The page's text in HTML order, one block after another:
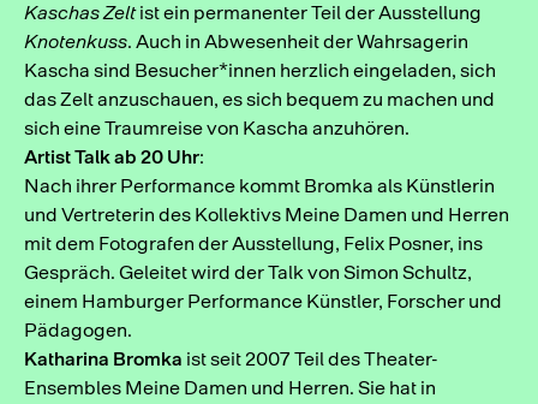
Kaschas Zeltist ein permanenter Teil der Ausstellung
Knotenkuss. Auch in Abwesenheit der Wahrsagerin
Kascha sind Besucher*innen herzlich eingeladen, sich
das Zelt anzuschauen, es sich bequem zu machen und
sich eine Traumreise von Kascha anzuhören.
Artist Talk ab 20 Uhr:
Nach ihrer Performance kommt Bromka als Künstlerin
und Vertreterin des Kollektivs Meine Damen und Herren
mit dem Fotografen der Ausstellung, Felix Posner, ins
Gespräch. Geleitet wird der Talk von Simon Schultz,
einem Hamburger Performance Künstler, Forscher und
Pädagogen.
Katharina Bromka ist seit 2007 Teil des Theater-
Ensembles Meine Damen und Herren. Sie hat in